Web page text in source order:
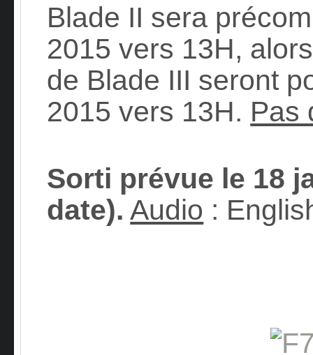
Blade II sera
2015 vers 13H,
de Blade III seront
2015 vers 13H. Pas
Sorti prévue le 18
date). Audio :